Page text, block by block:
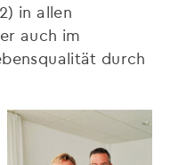
in allen
auch im
durch